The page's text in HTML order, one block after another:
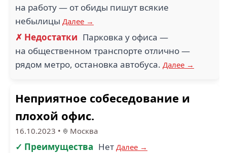
на работу — от обиды пишут всякие
небылицы Далее →
✗ Недостатки Парковка у офиса —
на общественном транспорте отлично —
рядом метро, остановка автобуса. Далее →
Неприятное собеседование и
плохой офис.
16.10.2023 • Москва
✓ Преимущества Нет Далее →